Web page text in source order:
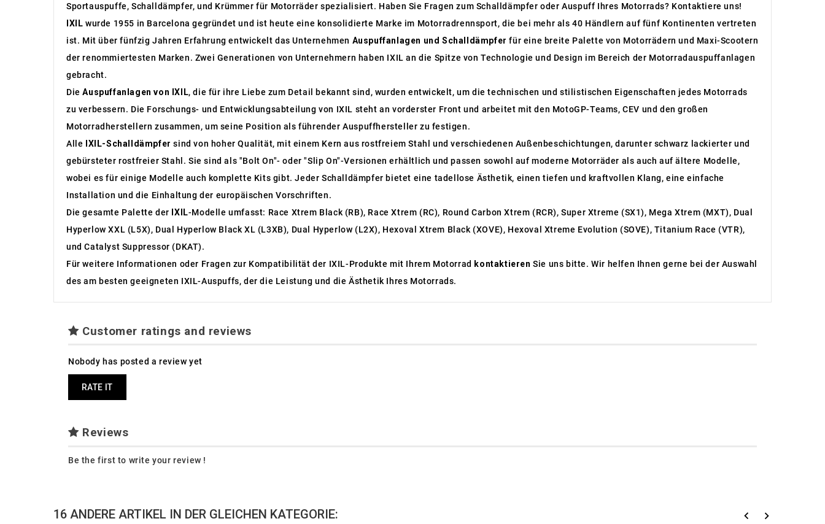
Sportauspuffe, Schalldämpfer, und Krümmer für Motorräder spezialisiert. Haben Sie Fragen zum Schalldämpfer oder Auspuff Ihres Motorrads? Kontaktiere uns!
IXIL wurde 1955 in Barcelona gegründet und ist heute eine konsolidierte Marke im Motorradrennsport, die bei mehr als 40 Händlern auf fünf Kontinenten vertreten
ist. Mit über fünfzig Jahren Erfahrung entwickelt das Unternehmen Auspuffanlagen und Schalldämpfer für eine breite Palette von Motorrädern und Maxi-Scootern
der renommiertesten Marken. Zwei Generationen von Unternehmern haben IXIL an die Spitze von Technologie und Design im Bereich der Motorradauspuffanlagen
gebracht.
DieAuspuffanlagen von IXIL, die für ihre Liebe zum Detail bekannt sind, wurden entwickelt, um die technischen und stilistischen Eigenschaften jedes Motorrads
zu verbessern. Die Forschungs- und Entwicklungsabteilung von IXIL steht an vorderster Front und arbeitet mit den MotoGP-Teams, CEV und den großen
Motorradherstellern zusammen, um seine Position als führender Auspuffhersteller zu festigen.
Alle
IXIL-Schalldämpfer sind von hoher Qualität, mit einem Kern aus rostfreiem Stahl und verschiedenen Außenbeschichtungen, darunter schwarz lackierter und
gebürsteter rostfreier Stahl. Sie sind als "Bolt On"- oder "Slip On"-Versionen erhältlich und passen sowohl auf moderne Motorräder als auch auf ältere Modelle,
wobei es für einige Modelle auch komplette Kits gibt. Jeder Schalldämpfer bietet eine tadellose Ästhetik, einen tiefen und kraftvollen Klang, eine einfache
Installation und die Einhaltung der europäischen Vorschriften.
Die gesamte Palette der IXIL-Modelle umfasst: Race Xtrem Black (RB), Race Xtrem (RC), Round Carbon Xtrem (RCR), Super Xtreme (SX1), Mega Xtrem (MXT), Dual
Hyperlow XXL (L5X), Dual Hyperlow Black XL (L3XB), Dual Hyperlow (L2X), Hexoval Xtrem Black (XOVE), Hexoval Xtreme Evolution (SOVE), Titanium Race (VTR),
und Catalyst Suppressor (DKAT).
Für weitere Informationen oder Fragen zur Kompatibilität der IXIL-Produkte mit Ihrem Motorrad kontaktieren Sie uns bitte. Wir helfen Ihnen gerne bei der Auswahl
des am besten geeigneten IXIL-Auspuffs, der die Leistung und die Ästhetik Ihres Motorrads.
Customer ratings and reviews
Nobody has posted a review yet
RATE IT
Reviews
Be the first to write your review !
16 ANDERE ARTIKEL IN DER GLEICHEN KATEGORIE: